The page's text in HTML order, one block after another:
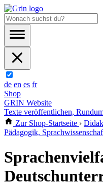
de en es fr
Shop
GRIN Website
Texte veröffentlichen,
Zur Shop-Startseite ›
Pädagogik,